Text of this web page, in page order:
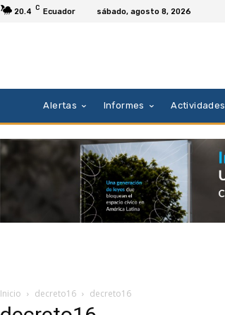
20.4 C Ecuador sábado, agosto 8, 2026
Alertas Informes Actividades
Inicio decreto16 decreto16